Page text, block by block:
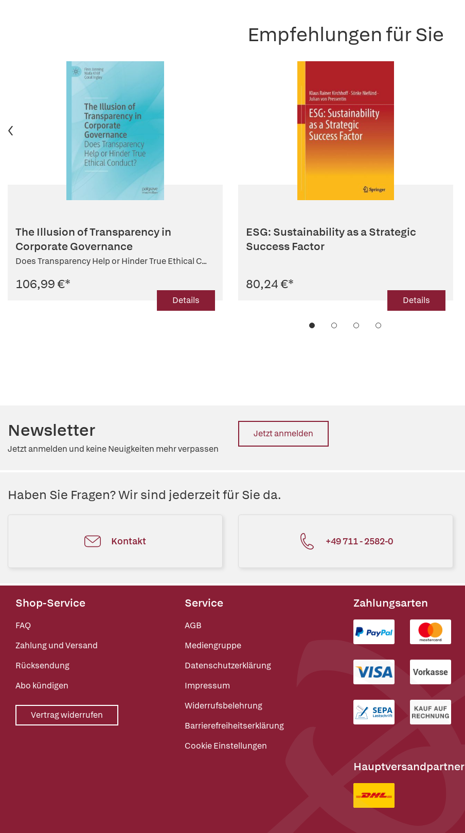
Empfehlungen für Sie
The Illusion of Transparency in
Corporate Governance
Does Transparency Help or Hinder True Ethical C...
106,99 €*
Details
ESG: Sustainability as a Strategic
Success Factor
80,24 €*
Details
Newsletter
Jetzt anmelden und keine Neuigkeiten mehr verpassen
Jetzt anmelden
Haben Sie Fragen? Wir sind jederzeit für Sie da.
Kontakt +49 711 - 2582-0
Shop-Service
FAQ
Zahlung und Versand
Rücksendung
Abo kündigen
Vertrag widerrufen
Service
AGB
Mediengruppe
Datenschutzerklärung
Impressum
Widerrufsbelehrung
Barrierefreiheitserklärung
Cookie Einstellungen
Zahlungsarten
Hauptversandpartner